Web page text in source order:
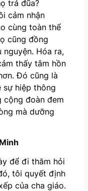
trả đũa?
cảm nhận
cùng toàn thể
cũng đồng
Hóa ra,
thấy tâm hồn
Đó cũng là
sự hiệp thông
cộng đoàn đem
mà dưỡng
để đi thăm hỏi
tôi quyết định
của cha giáo.